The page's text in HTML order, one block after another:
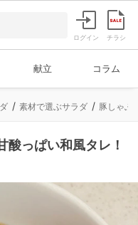
ログイン チラシ
献立 コラム
素材で選ぶサラダ 豚しゃぶ
酸っぱい和風タレ！